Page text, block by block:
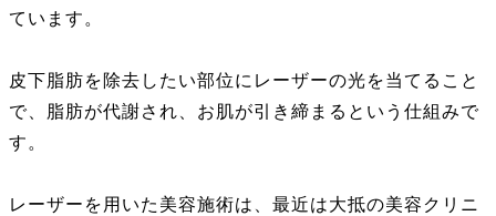
ています。
皮下脂肪を除去したい部位にレーザーの光を当てること
で、脂肪が代謝され、お肌が引き締まるという仕組みで
す。
レーザーを用いた美容施術は、最近は大抵の美容クリニ